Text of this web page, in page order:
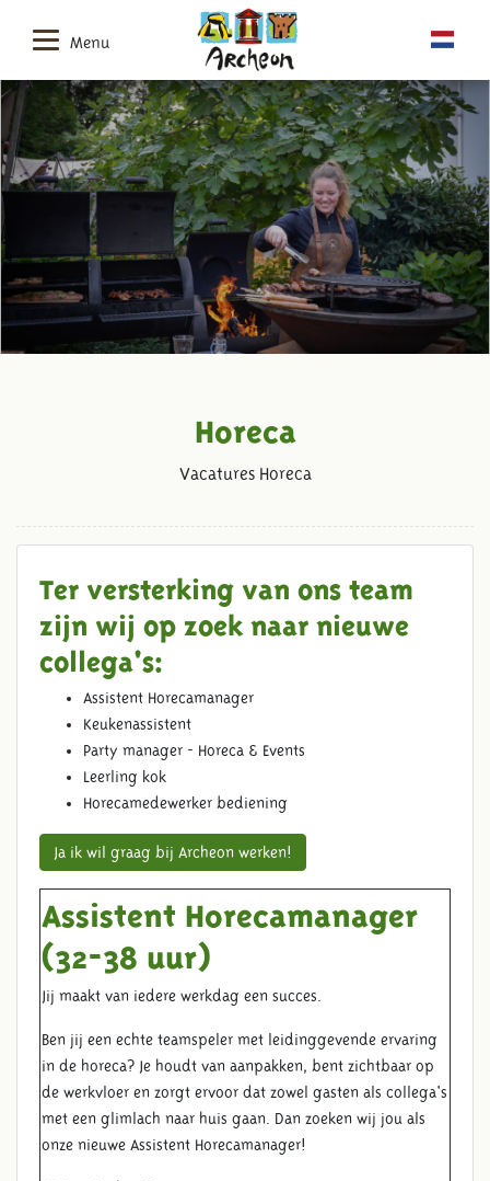
Menu
Horeca
Vacatures Horeca
Ter versterking van ons team
zijn wij op zoek naar nieuwe
collega's:
Assistent Horecamanager
Keukenassistent
Party manager - Horeca & Events
Leerling kok
Horecamedewerker bediening
Ja ik wil graag bij Archeon werken!
Assistent Horecamanager
(32-38 uur)
Jij maakt van iedere werkdag een succes.
Ben jij een echte teamspeler met leidinggevende ervaring
in de horeca? Je houdt van aanpakken, bent zichtbaar op
de werkvloer en zorgt ervoor dat zowel gasten als collega's
met een glimlach naar huis gaan. Dan zoeken wij jou als
onze nieuwe Assistent Horecamanager!